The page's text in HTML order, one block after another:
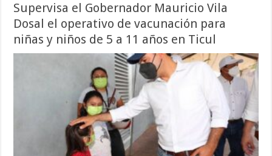
Supervisa el Gobernador Mauricio Vila
Dosal el operativo de vacunación para
niñas y niños de 5 a 11 años en Ticul